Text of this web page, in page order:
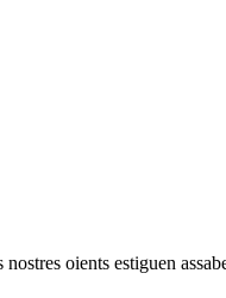
oients estiguen